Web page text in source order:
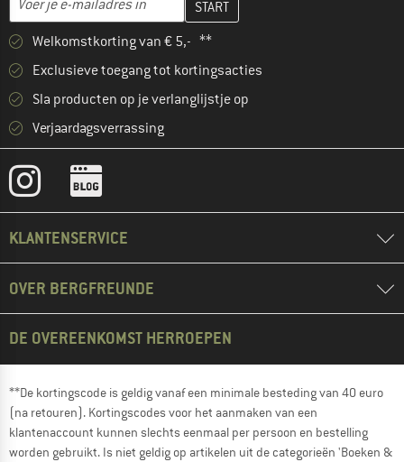
Welkomstkorting van € 5,- **
Exclusieve toegang tot kortingsacties
Sla producten op je verlanglijstje op
Verjaardagsverrassing
KLANTENSERVICE
OVER BERGFREUNDE
DE OVEREENKOMST HERROEPEN
**De kortingscode is geldig vanaf een minimale besteding van 40 euro
(na retouren). Kortingscodes voor het aanmaken van een
klantenaccount kunnen slechts eenmaal per persoon en bestelling
worden gebruikt. Is niet geldig op artikelen uit de categorieën 'Boeken &